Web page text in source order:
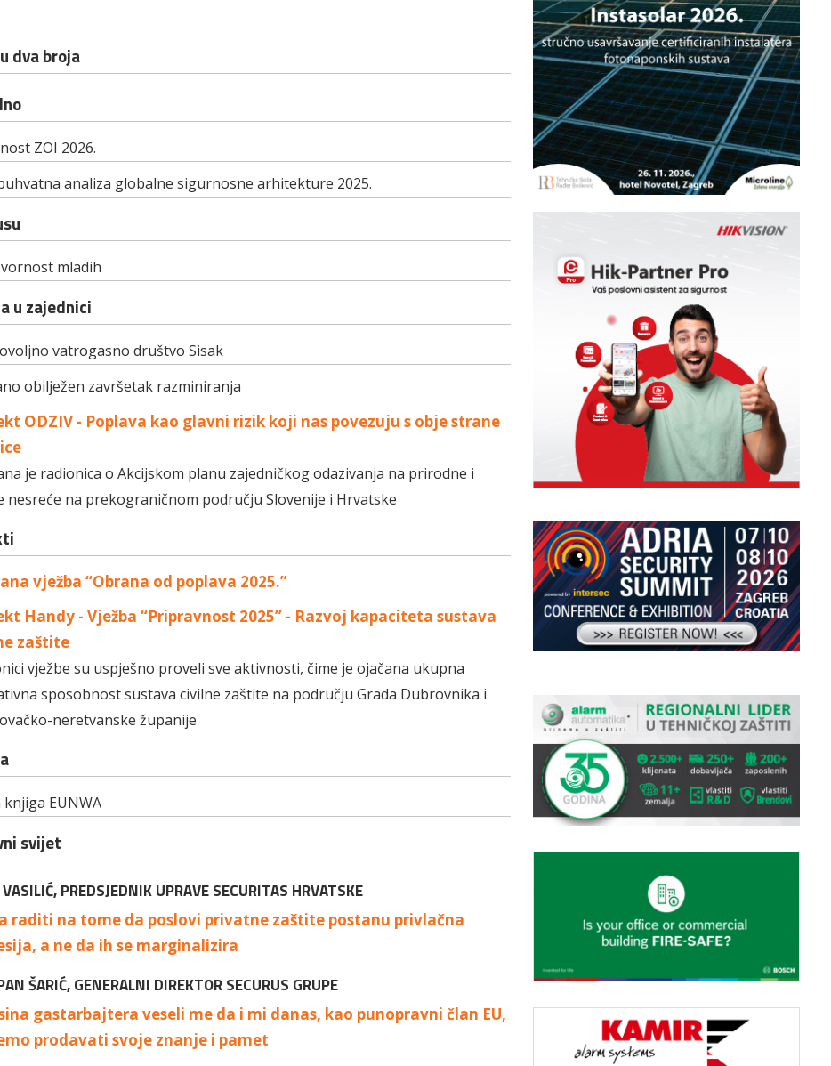
dva broja
ZOI 2026.
analiza globalne sigurnosne arhitekture 2025.
mladih
u zajednici
vatrogasno društvo Sisak
obilježen završetak razminiranja
ODZIV - Poplava kao glavni rizik koji nas povezuju s obje strane
je radionica o Akcijskom planu zajedničkog odazivanja na prirodne i
nesreće na prekograničnom području Slovenije i Hrvatske
vježba “Obrana od poplava 2025.”
Handy - Vježba “Pripravnost 2025” - Razvoj kapaciteta sustava
zaštite
vježbe su uspješno proveli sve aktivnosti, čime je ojačana ukupna
sposobnost sustava civilne zaštite na području Grada Dubrovnika i
neretvanske županije
knjiga EUNWA
svijet
PREDSJEDNIK UPRAVE SECURITAS HRVATSKE
raditi na tome da poslovi privatne zaštite postanu privlačna
a ne da ih se marginalizira
ŠARIĆ, GENERALNI DIREKTOR SECURUS GRUPE
gastarbajtera veseli me da i mi danas, kao punopravni član EU,
prodavati svoje znanje i pamet